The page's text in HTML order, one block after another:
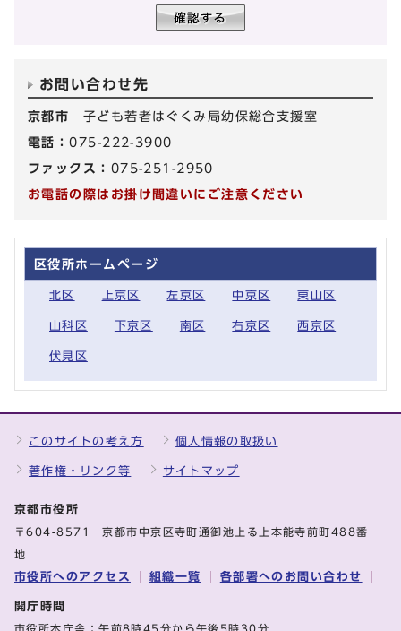
お問い合わせ先
京都市 子ども若者はぐくみ局幼保総合支援室
電話：075-222-3900
ファックス： 075-251-2950
お電話の際はお掛け間違いにご注意ください
区役所ホームページ
北区 上京区 左京区 中京区 東山区
山科区 下京区 南区 右京区 西京区
伏見区
このサイトの考え方 個人情報の取扱い
著作権・リンク等 サイトマップ
京都市役所
〒604-8571 京都市中京区寺町通御池上る上本能寺前町488番
地
市役所へのアクセス 組織一覧 各部署へのお問い合わせ
開庁時間
市役所本庁舎：午前8時45分から午後5時30分